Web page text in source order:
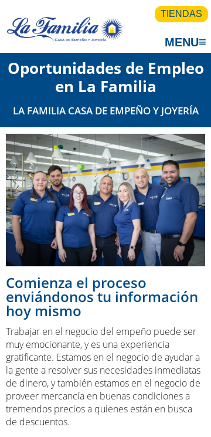
TIENDAS
MENU≡
Oportunidades de Empleo
en La Familia
LA FAMILIA CASA DE EMPEÑO Y JOYERÍA
Comienza el proceso
enviándonos tu información
hoy mismo
Trabajar en el negocio del empeño puede ser
muy emocionante, y es una experiencia
gratificante. Estamos en el negocio de ayudar a
la gente a resolver sus necesidades inmediatas
de dinero, y también estamos en el negocio de
proveer mercancía en buenas condiciones a
tremendos precios a quienes están en busca
de descuentos.